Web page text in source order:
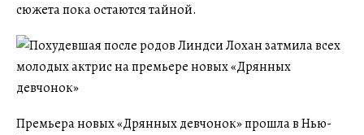
сюжета пока остаются тайной.
Премьера новых «Дрянных девчонок» прошла в Нью-